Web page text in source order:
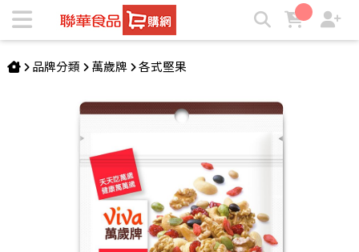
萬歲牌-養生八寶(140g) | ★聯華食品e購網★
品牌分類 萬歲牌 各式堅果